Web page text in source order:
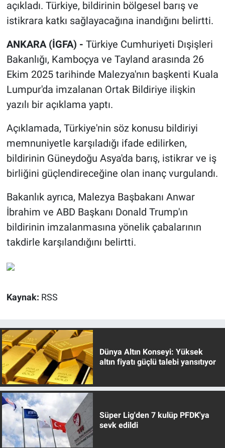
açıkladı. Türkiye, bildirinin bölgesel barış ve
istikrara katkı sağlayacağına inandığını belirtti.
ANKARA (İGFA) - Türkiye Cumhuriyeti Dışişleri
Bakanlığı, Kamboçya ve Tayland arasında 26
Ekim 2025 tarihinde Malezya'nın başkenti Kuala
Lumpur'da imzalanan Ortak Bildiriye ilişkin
yazılı bir açıklama yaptı.
Açıklamada, Türkiye'nin söz konusu bildiriyi
memnuniyetle karşıladığı ifade edilirken,
bildirinin Güneydoğu Asya'da barış, istikrar ve iş
birliğini güçlendireceğine olan inanç vurgulandı.
Bakanlık ayrıca, Malezya Başbakanı Anwar
İbrahim ve ABD Başkanı Donald Trump'ın
bildirinin imzalanmasına yönelik çabalarının
takdirle karşılandığını belirtti.
Kaynak: RSS
Dünya Altın Konseyi: Yüksek
altın fiyatı güçlü talebi yansıtıyor
Süper Lig'den 7 kulüp PFDK'ya
sevk edildi